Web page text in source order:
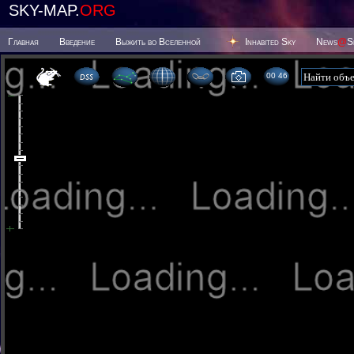
SKY-MAP.ORG
Главная Введение Выжить во Вселенной Inhabited Sky News@
00 46